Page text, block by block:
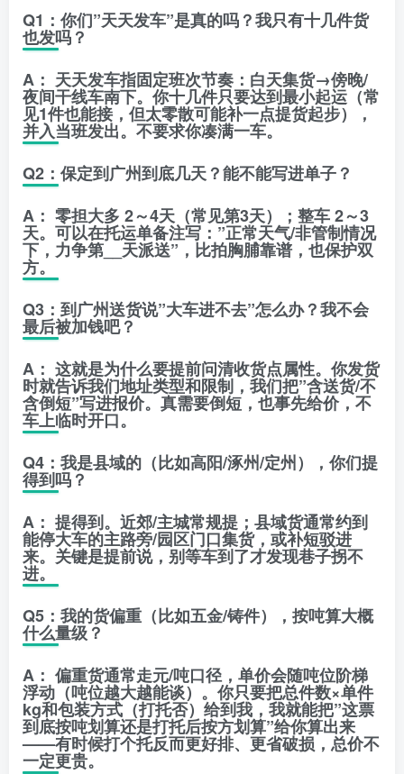
Q1：你们”天天发车”是真的吗？我只有十几件货
也发吗？
A： 天天发车指固定班次节奏：白天集货→傍晚/
夜间干线车南下。你十几件只要达到最小起运（常
见1件也能接，但太零散可能补一点提货起步），
并入当班发出。 不要求你凑满一车。
Q2：保定到广州到底几天？能不能写进单子？
A： 零担大多 2～4天 （常见第3天）；整车2～3
天。可以在托运单备注写：”正常天气/非管制情况
下，力争第__天派送”，比拍胸脯靠谱，也保护双
方。
Q3：到广州送货说”大车进不去”怎么办？我不会
最后被加钱吧？
A： 这就是为什么要提前问清收货点属性。你发货
时就告诉我们地址类型和限制，我们把”含送货/不
含倒短”写进报价。真需要倒短，也事先给价，不
车上临时开口。
Q4：我是县域的（比如高阳/涿州/定州），你们提
得到吗？
A： 提得到。近郊/主城常规提；县域货通常约到
能停大车的主路旁/园区门口集货，或补短驳进
来。关键是提前说，别等车到了才发现巷子拐不
进。
Q5：我的货偏重（比如五金/铸件），按吨算大概
什么量级？
A： 偏重货通常走元/吨口径，单价会随吨位阶梯
浮动（吨位越大越能谈）。你只要把总件数×单件
kg和包装方式（打托否） 给到我，我就能把”这票
到底按吨划算还是打托后按方划算”给你算出来
——有时候打个托反而更好排、更省破损，总价不
一定更贵。